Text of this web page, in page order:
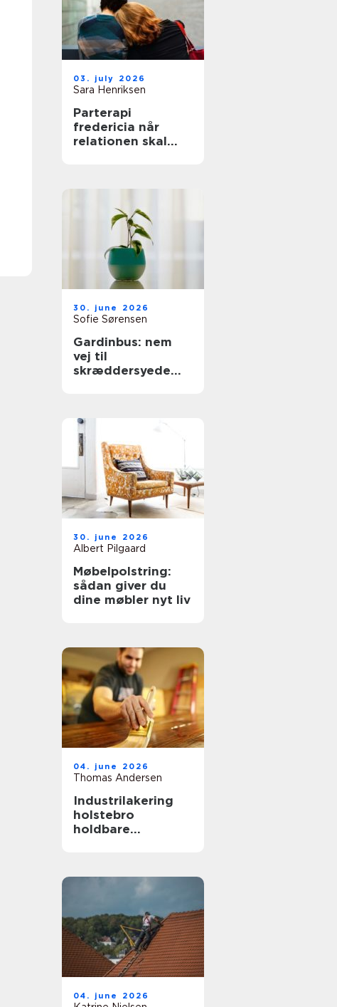
03. july 2026
Sara Henriksen
Parterapi
fredericia når
relationen skal
30. june 2026
Sofie Sørensen
Gardinbus: nem
vej til
skræddersyede
30. june 2026
Albert Pilgaard
Møbelpolstring:
sådan giver du
dine møbler nyt liv
04. june 2026
Thomas Andersen
Industrilakering
holstebro
holdbare
04. june 2026